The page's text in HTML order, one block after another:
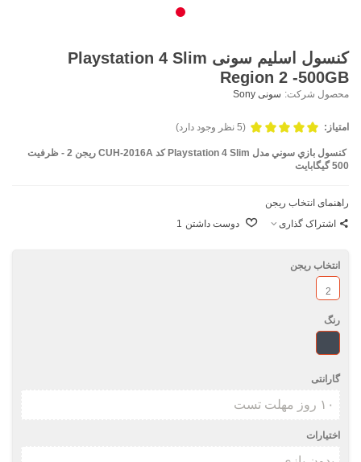
کنسول اسلیم سونی Playstation 4 Slim
Region 2 -500GB
محصول شرکت: سونی Sony
امتیاز: (5 نظر وجود دارد)
کنسول بازي سوني مدل Playstation 4 Slim کد CUH-2016A ريجن 2 - ظرفيت
500 گيگابايت
راهنمای انتخاب ریجن
اشتراک گذاری
دوست داشتن 1
انتخاب ریجن
2
رنگ
مشکی
گارانتی
اختیارات